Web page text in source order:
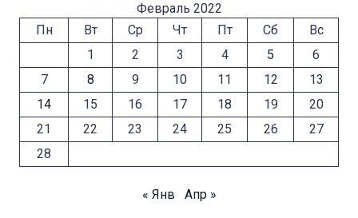
Февраль 2022
Пн
Вт Ср Чт Пт Сб
Вс
1
2 3 4 5
6
7
8 9 10 11 12
13
14
15 16 17 18 19
20
21
22 23 24 25 26
27
28
« Янв Апр »